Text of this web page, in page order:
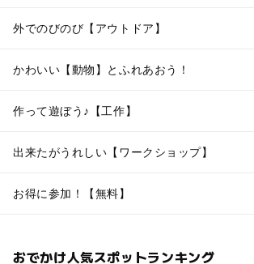
外でのびのび【アウトドア】
かわいい【動物】とふれあおう！
作って遊ぼう♪【工作】
出来たがうれしい【ワークショップ】
お得に参加！【無料】
おでかけ人気スポットランキング